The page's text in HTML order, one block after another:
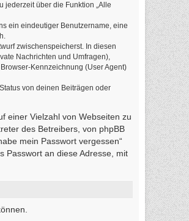
jederzeit über die Funktion „Alle
ein eindeutiger Benutzername, eine
zwischenspeicherst. In diesen
Nachrichten und Umfragen),
Kennzeichnung (User Agent)
von deinen Beiträgen oder
einer Vielzahl von Webseiten zu
des Betreibers, von phpBB
mein Passwort vergessen“
Passwort an diese Adresse, mit